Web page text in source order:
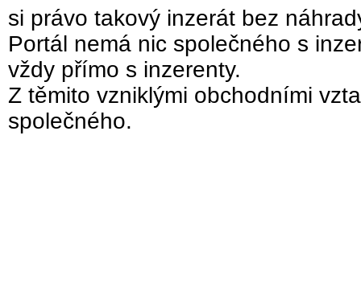
si právo takový inzerát bez
Portál nemá nic společného s
vždy přímo s inzerenty.
Z těmito vzniklými obchodními
společného.